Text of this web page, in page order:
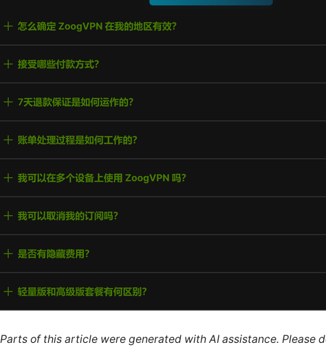
Parts of this article were generated with AI assistance. Please